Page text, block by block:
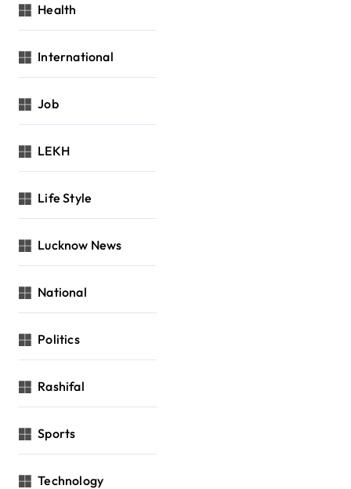
Health
International
Job
LEKH
Life Style
Lucknow News
National
Politics
Rashifal
Sports
Technology